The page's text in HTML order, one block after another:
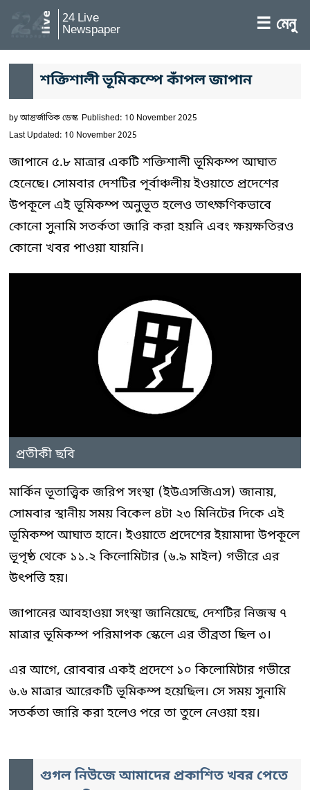
24 Live
Newspaper ☰ মেনু
শক্তিশালী ভূমিকম্পে কাঁপল জাপান
byআন্তর্জাতিক ডেস্ক Published: 10 November 2025
Last Updated: 10 November 2025
জাপানে ৫.৮ মাত্রার একটি শক্তিশালী ভূমিকম্প আঘাত
হেনেছে। সোমবার দেশটির পূর্বাঞ্চলীয় ইওয়াতে প্রদেশের
উপকূলে এই ভূমিকম্প অনুভূত হলেও তাৎক্ষণিকভাবে
কোনো সুনামি সতর্কতা জারি করা হয়নি এবং ক্ষয়ক্ষতিরও
কোনো খবর পাওয়া যায়নি।
প্রতীকী ছবি
মার্কিন ভূতাত্ত্বিক জরিপ সংস্থা (ইউএসজিএস) জানায়,
সোমবার স্থানীয় সময় বিকেল ৪টা ২৩ মিনিটের দিকে এই
ভূমিকম্প আঘাত হানে। ইওয়াতে প্রদেশের ইয়ামাদা উপকূলে
ভূপৃষ্ঠ থেকে ১১.২ কিলোমিটার (৬.৯ মাইল) গভীরে এর
উৎপত্তি হয়।
জাপানের আবহাওয়া সংস্থা জানিয়েছে, দেশটির নিজস্ব ৭
মাত্রার ভূমিকম্প পরিমাপক স্কেলে এর তীব্রতা ছিল ৩।
এর আগে, রোববার একই প্রদেশে ১০ কিলোমিটার গভীরে
৬.৬ মাত্রার আরেকটি ভূমিকম্প হয়েছিল। সে সময় সুনামি
সতর্কতা জারি করা হলেও পরে তা তুলে নেওয়া হয়।
গুগল নিউজে আমাদের প্রকাশিত খবর পেতে